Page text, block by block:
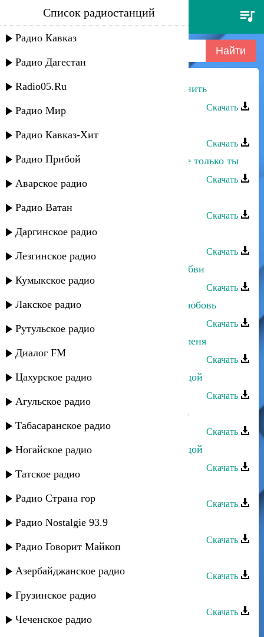
ирина алишихова - я не буду
звонить
Список радиостанций
Радио Кавказ
Радио Дагестан
Radio05.Ru
Радио Мир
Радио Кавказ-Хит
Радио Прибой
Аварское радио
Радио Ватан
Даргинское радио
Лезгинское радио
Кумыкское радио
Лакское радио
Рутульское радио
Диалог FM
Цахурское радио
Агульское радио
Табасаранское радио
Ногайское радио
Татское радио
Радио Страна гор
Радио Nostalgie 93.9
Радио Говорит Майкоп
Азербайджанское радио
Грузинское радио
Чеченское радио
Ирина Алишихова - Я не буду звонить
Скачать
Скачать
Ирина Алишихова - В моем сердце только ты
Скачать
Скачать
Ирина Алишихова - Тебя любить
Скачать
Ирина Алишихова - Вселенная любви
Скачать
Ирина Алишихова - Ах, любовь, любовь
Скачать
Ирина Алишихова - Не отпускай меня
Скачать
Ирина Алишихова - Будь мне звездой
Скачать
Ирина Алишихова - Отдай любовь
Скачать
Ирина Алишихова - Будь мне звездой
Скачать
Скачать
Рукият Сатыбалова - Буду любить
Скачать
Скачать
Кавказ группа - Гьажи буду
Скачать